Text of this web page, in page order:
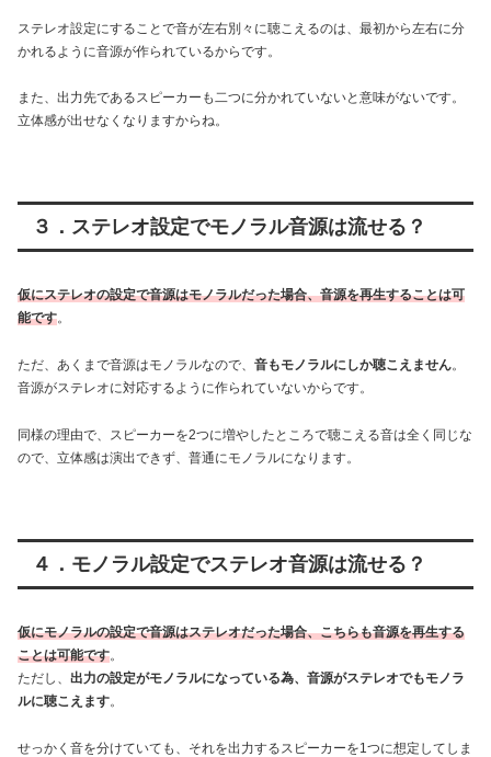
ステレオ設定にすることで音が左右別々に聴こえるのは、最初から左右に分
かれるように音源が作られているからです。
また、出力先であるスピーカーも二つに分かれていないと意味がないです。
立体感が出せなくなりますからね。
３．ステレオ設定でモノラル音源は流せる？
仮にステレオの設定で音源はモノラルだった場合、音源を再生することは可
能です。
ただ、あくまで音源はモノラルなので、 音もモノラルにしか聴こえません。
音源がステレオに対応するように作られていないからです。
同様の理由で、スピーカーを2つに増やしたところで聴こえる音は全く同じな
ので、立体感は演出できず、普通にモノラルになります。
４．モノラル設定でステレオ音源は流せる？
仮にモノラルの設定で音源はステレオだった場合、こちらも音源を再生する
ことは可能です。
ただし、 出力の設定がモノラルになっている為、音源がステレオでもモノラ
ルに聴こえます。
せっかく音を分けていても、それを出力するスピーカーを1つに想定してしま